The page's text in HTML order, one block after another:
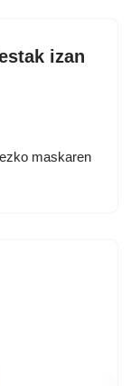
izan
maskaren